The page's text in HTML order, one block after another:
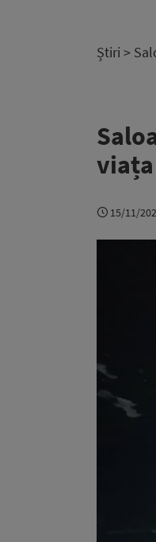
Știri >
15/11/